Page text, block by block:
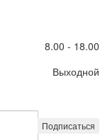
8.00 - 18.00
Выходной
Подписаться